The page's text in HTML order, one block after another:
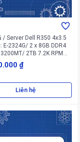
/ Server Dell R350 4x3.5
E-2324G/ 2 x 8GB DDR4
2TB 7.2K RPM
512n 3.5'' Hot-plug
PERC H755/ iDRAC9
HP PSU 600W/ No OS/ 4
₫
Liên hệ